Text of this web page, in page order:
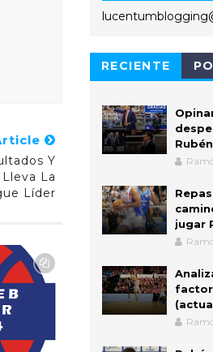
Y
La
Líder
RECIENTE
jugar
factor